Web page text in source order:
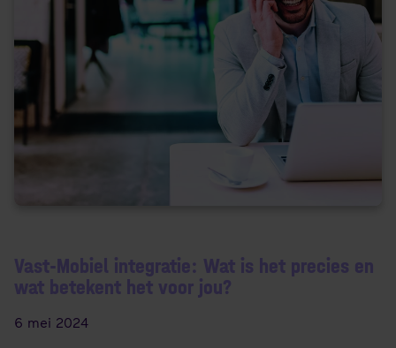
Vast-Mobiel integratie: Wat is het precies en
wat betekent het voor jou?
6 mei 2024